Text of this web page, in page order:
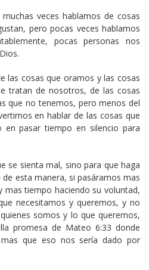
veces hablamos de cosas
pero pocas veces hablamos
pocas personas nos
las cosas que oramos y las cosas
tratan de nosotros, de las cosas
que no tenemos, pero menos del
en hablar de las cosas que
pasar tiempo en silencio para
se sienta mal, sino para que haga
esta manera, si pasáramos mas
mas tiempo haciendo su voluntad,
necesitamos y queremos, y no
somos y lo que queremos,
promesa de Mateo 6:33 donde
que eso nos sería dado por